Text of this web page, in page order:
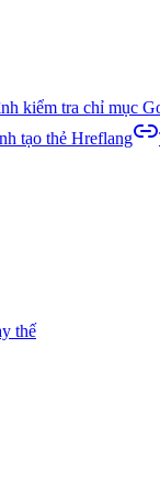
kiểm tra chỉ mục
tạo thẻ Hreflang
thế